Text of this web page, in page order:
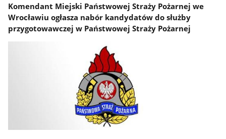
Komendant Miejski Państwowej Straży Pożarnej we
Wrocławiu ogłasza nabór kandydatów do służby
przygotowawczej w Państwowej Straży Pożarnej